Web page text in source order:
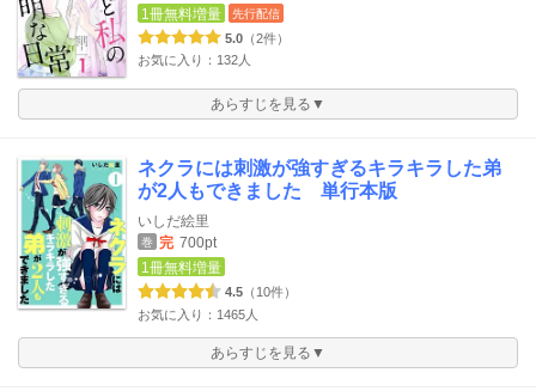
1冊無料増量
先行配信
5.0 （2件）
お気に入り：132人
あらすじを見る▼
ネクラには刺激が強すぎるキラキラした弟
が2人もできました 単行本版
いしだ絵里
巻 完 700pt
1冊無料増量
4.5 （10件）
お気に入り：1465人
あらすじを見る▼